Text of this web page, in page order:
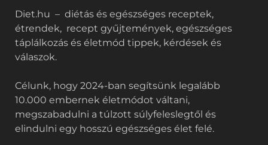
Diet.hu – diétás és egészséges receptek,
étrendek, recept gyűjtemények, egészséges
táplálkozás és életmód tippek, kérdések és
válaszok.
Célunk, hogy 2024-ban segítsünk legalább
10.000 embernek életmódot váltani,
megszabadulni a túlzott súlyfeleslegtől és
elindulni egy hosszú egészséges élet felé.